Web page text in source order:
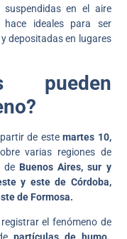
en el aire
ideales para ser
depositadas en lugares
pueden
de estemartes 10,
varias regiones de
de Buenos Aires, sur y
y este de Córdoba,
de Formosa.
el fenómeno de